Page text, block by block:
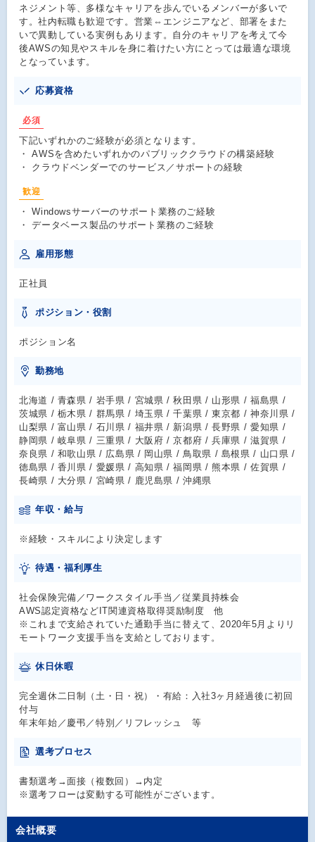
ネジメント等、多様なキャリアを歩んでいるメンバーが多いで
す。社内転職も歓迎です。営業⇔エンジニアなど、部署をまた
いで異動している実例もあります。自分のキャリアを考えて今
後AWSの知見やスキルを身に着けたい方にとっては最適な環境
となっています。
応募資格
必須
下記いずれかのご経験が必須となります。
・ AWSを含めたいずれかのパブリッククラウドの構築経験
・ クラウドベンダーでのサービス／サポートの経験
歓迎
・ Windowsサーバーのサポート業務のご経験
・ データベース製品のサポート業務のご経験
雇用形態
正社員
ポジション・役割
ポジション名
勤務地
北海道 / 青森県 / 岩手県 / 宮城県 / 秋田県 / 山形県 / 福島県 /
茨城県 / 栃木県 / 群馬県 / 埼玉県 / 千葉県 / 東京都 / 神奈川県 /
山梨県 / 富山県 / 石川県 / 福井県 / 新潟県 / 長野県 / 愛知県 /
静岡県 / 岐阜県 / 三重県 / 大阪府 / 京都府 / 兵庫県 / 滋賀県 /
奈良県 / 和歌山県 / 広島県 / 岡山県 / 鳥取県 / 島根県 / 山口県 /
徳島県 / 香川県 / 愛媛県 / 高知県 / 福岡県 / 熊本県 / 佐賀県 /
長崎県 / 大分県 / 宮崎県 / 鹿児島県 / 沖縄県
年収・給与
※経験・スキルにより決定します
待遇・福利厚生
社会保険完備／ワークスタイル手当／従業員持株会
AWS認定資格などIT関連資格取得奨励制度 他
※これまで支給されていた通勤手当に替えて、2020年5月よりリ
モートワーク支援手当を支給としております。
休日休暇
完全週休二日制（土・日・祝）・有給：入社3ヶ月経過後に初回
付与
年末年始／慶弔／特別／リフレッシュ 等
選考プロセス
書類選考→面接（複数回）→内定
※選考フローは変動する可能性がございます。
会社概要